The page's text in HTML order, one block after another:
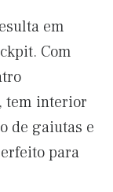
em
Com
tem interior
de gaiutas e
para